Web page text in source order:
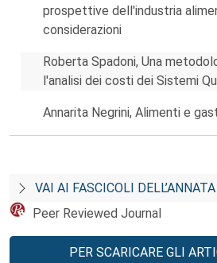
prospettive dell'industria
considerazioni
Roberta Spadoni, Una
l'analisi dei costi dei Sistemi
Annarita Negrini, Alimenti e
VAI AI FASCICOLI DELL’ANNATA
Peer Reviewed Journal
PER SCARICARE GLI